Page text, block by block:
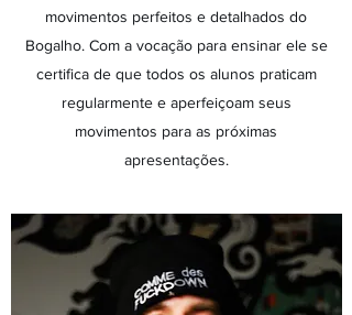
movimentos perfeitos e detalhados do
Bogalho. Com a vocação para ensinar ele se
certifica de que todos os alunos praticam
regularmente e aperfeiçoam seus
movimentos para as próximas
apresentações.